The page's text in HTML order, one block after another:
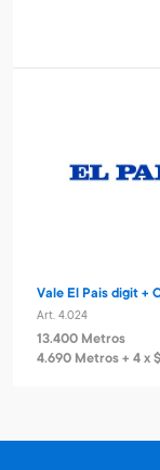
Vale El Pais digit +
Art. 4.024
13.400 Metros
4.690 Metros + 4 x